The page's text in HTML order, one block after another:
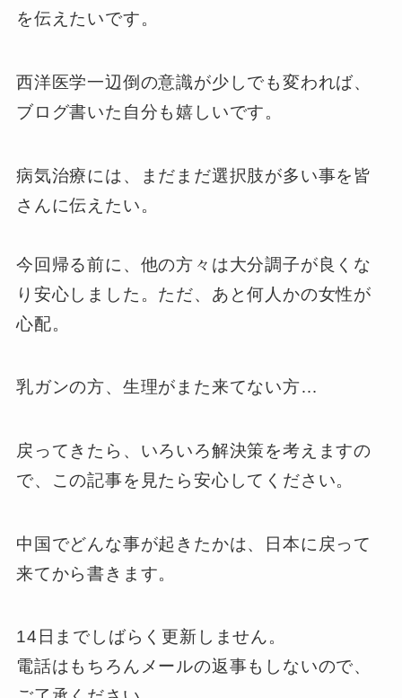
を伝えたいです。
西洋医学一辺倒の意識が少しでも変われば、
ブログ書いた自分も嬉しいです。
病気治療には、まだまだ選択肢が多い事を皆
さんに伝えたい。
今回帰る前に、他の方々は大分調子が良くな
り安心しました。ただ、あと何人かの女性が
心配。
乳ガンの方、生理がまた来てない方…
戻ってきたら、いろいろ解決策を考えますの
で、この記事を見たら安心してください。
中国でどんな事が起きたかは、日本に戻って
来てから書きます。
14日までしばらく更新しません。
電話はもちろんメールの返事もしないので、